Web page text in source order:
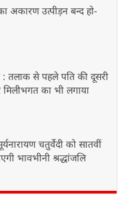
अकारण उत्पीड़न बन्द हो-
: तलाक से पहले पति की दूसरी
का भी लगाया
चतुर्वेदी को सातवीं
भावभीनी श्रद्धांजलि